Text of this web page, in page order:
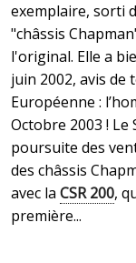
exemplaire, sorti
"châssis
l'original. Elle a
juin 2002, avis de
Européenne :
Octobre 2003 !
poursuite des
des châssis
avec la CSR 200,
première...